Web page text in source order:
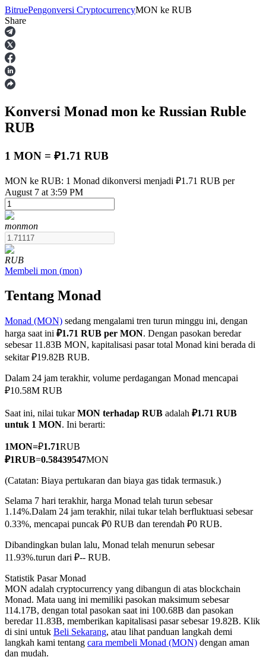
Berjangka
USDT Berjangka
Kontrak berjangka menggunakan USDT sebagai jaminannya
COIN-M Berjangka
Mata Uang Kripto Berjangka
TradFi
USDC Berjangka
Kontrak berjangka menggunakan USDC sebagai jaminannya
BitruePengonversi CryptocurrencyMON ke RUB
Share
Konversi Monad mon ke Russian Ruble
RUB
1 MON = ₽1.71 RUB
MON ke RUB: 1 Monad dikonversi menjadi ₽1.71 RUB per
August 7 at 3:59 PM
monmon
RUB
Membeli mon (mon)
Tentang Monad
Monad (MON) sedang mengalami tren turun minggu ini, dengan
harga saat ini ₽1.71 RUB per MON. Dengan pasokan beredar
sebesar 11.83B MON, kapitalisasi pasar total Monad kini berada di
sekitar ₽19.82B RUB.
Dalam 24 jam terakhir, volume perdagangan Monad mencapai
₽10.58M RUB
Saat ini, nilai tukarMON terhadap RUB adalah ₽1.71 RUB
untuk 1 MON. Ini berarti:
1MON=₽1.71RUB
₽1RUB=0.58439547MON
(Catatan: Biaya pertukaran dan biaya gas tidak termasuk.)
Selama 7 hari terakhir, harga Monad telah turun sebesar
1.14%.Dalam 24 jam terakhir, nilai tukar telah berfluktuasi sebesar
0.33%, mencapai puncak ₽0 RUB dan terendah ₽0 RUB.
Dibandingkan bulan lalu, Monad telah menurun sebesar
11.93%.turun dari ₽-- RUB.
Statistik Pasar Monad
MON adalah cryptocurrency yang dibangun di atas blockchain
Monad. Mata uang ini memiliki pasokan maksimum sebesar
114.17B, dengan total pasokan saat ini 100.68B dan pasokan
beredar 11.83B, memberikan kapitalisasi pasar sebesar 19.82B. Klik
di sini untuk Beli Sekarang, atau lihat panduan langkah demi
langkah kami tentang cara membeli Monad (MON) dengan aman
dan mudah.